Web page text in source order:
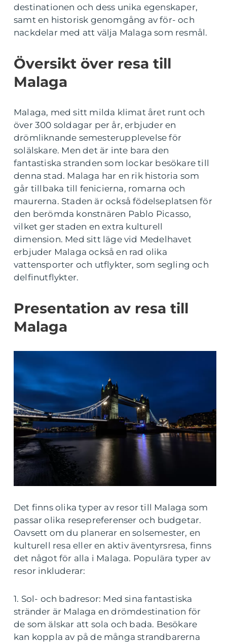
destinationen och dess unika egenskaper,
samt en historisk genomgång av för- och
nackdelar med att välja Malaga som resmål.
Översikt över resa till
Malaga
Malaga, med sitt milda klimat året runt och
över 300 soldagar per år, erbjuder en
drömliknande semesterupplevelse för
solälskare. Men det är inte bara den
fantastiska stranden som lockar besökare till
denna stad. Malaga har en rik historia som
går tillbaka till fenicierna, romarna och
maurerna. Staden är också födelseplatsen för
den berömda konstnären Pablo Picasso,
vilket ger staden en extra kulturell
dimension. Med sitt läge vid Medelhavet
erbjuder Malaga också en rad olika
vattensporter och utflykter, som segling och
delfinutflykter.
Presentation av resa till
Malaga
Det finns olika typer av resor till Malaga som
passar olika resepreferenser och budgetar.
Oavsett om du planerar en solsemester, en
kulturell resa eller en aktiv äventyrsresa, finns
det något för alla i Malaga. Populära typer av
resor inkluderar:
1. Sol- och badresor: Med sina fantastiska
stränder är Malaga en drömdestination för
de som älskar att sola och bada. Besökare
kan koppla av på de många strandbarerna